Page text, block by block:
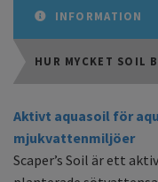
INFORMATION
HUR MYCKET SOIL
Aktivt aquasoil för
mjukvattenmiljöer
Scaper’s Soil är ett